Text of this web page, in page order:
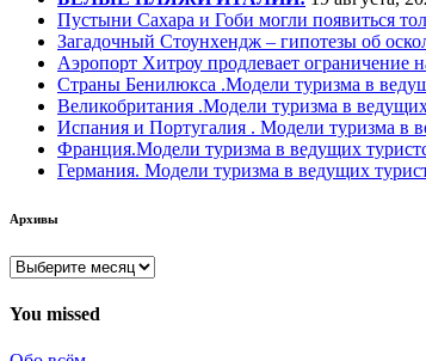
Пустыни Сахара и Гоби могли появиться
Загадочный Стоунхендж – гипотезы об
Аэропорт Хитроу продлевает ограничение
Страны Бенилюкса .Модели туризма в
Великобритания .Модели туризма в
Испания и Португалия . Модели туризма в
Франция.Модели туризма в ведущих
Германия. Модели туризма в ведущих
Архивы
Архивы
You missed